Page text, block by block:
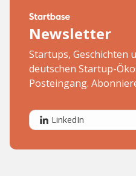
Newsletter
Startups, Geschichten
deutschen Startup-
Posteingang.
LinkedIn